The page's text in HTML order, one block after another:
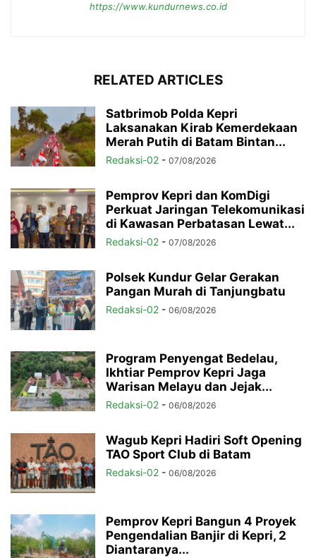
https://www.kundurnews.co.id
RELATED ARTICLES
Satbrimob Polda Kepri
Laksanakan Kirab Kemerdekaan
Merah Putih di Batam Bintan...
Redaksi-02 - 07/08/2026
Pemprov Kepri dan KomDigi
Perkuat Jaringan Telekomunikasi
di Kawasan Perbatasan Lewat...
Redaksi-02 - 07/08/2026
Polsek Kundur Gelar Gerakan
Pangan Murah di Tanjungbatu
Redaksi-02 - 06/08/2026
Program Penyengat Bedelau,
Ikhtiar Pemprov Kepri Jaga
Warisan Melayu dan Jejak...
Redaksi-02 - 06/08/2026
Wagub Kepri Hadiri Soft Opening
TAO Sport Club di Batam
Redaksi-02 - 06/08/2026
Pemprov Kepri Bangun 4 Proyek
Pengendalian Banjir di Kepri, 2
Diantaranya...